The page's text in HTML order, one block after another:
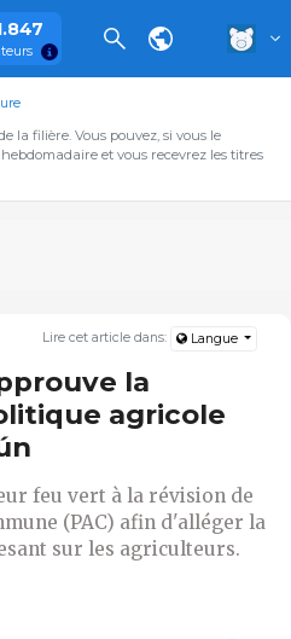
la filière. Vous pouvez, si vous le
et vous recevrez les titres
Lire cet article dans: Langue
la
agricole
feu vert à la révision de
(PAC) afin d'alléger la
sur les agriculteurs.